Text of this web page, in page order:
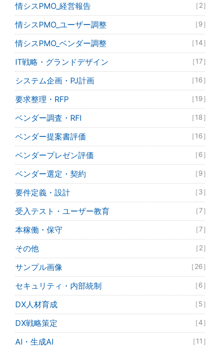
情シスPMO_経営報告 ［2］
情シスPMO_ユーザー調整 ［9］
情シスPMO_ベンダー調整 ［14］
IT戦略・グランドデザイン ［17］
システム企画・PJ計画 ［16］
要求整理・RFP ［19］
ベンダー調査・RFI ［18］
ベンダー提案書評価 ［16］
ベンダープレゼン評価 ［6］
ベンダー選定・契約 ［9］
要件定義・設計 ［3］
受入テスト・ユーザー教育 ［7］
本稼働・保守 ［7］
その他 ［2］
サンプル画像 ［26］
セキュリティ・内部統制 ［6］
DX人材育成 ［5］
DX戦略策定 ［4］
AI・生成AI ［11］